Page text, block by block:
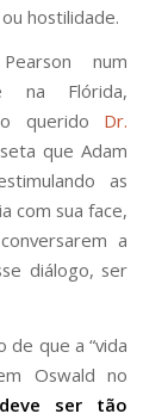
hostilidade.
num
na Flórida,
querido Dr.
que Adam
as
com sua face,
a
diálogo, ser
de que a “vida
Oswald no
ser tão